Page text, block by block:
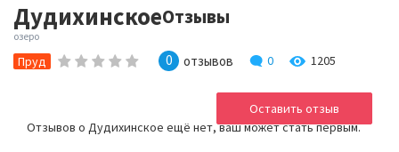
ДудихинскоеОтзывы
озеро
Пруд 0 отзывов 0 1205
Отзывов о Дудихинское ещё нет, ваш может стать первым.
Оставить отзыв